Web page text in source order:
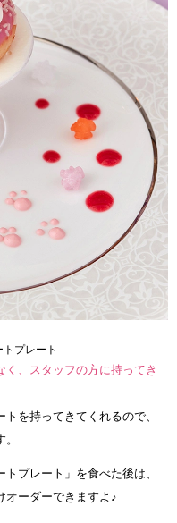
プレート
、スタッフの方に持ってき
を持ってきてくれるので、
プレート」を食べた後は、
オーダーできますよ♪